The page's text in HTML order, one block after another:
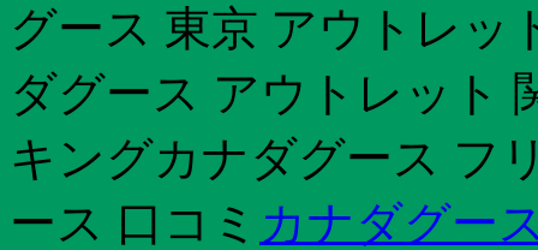
グース 東京 アウトレッ
ダグース アウトレット
キングカナダグース フ
ース 口コミ カナダグー